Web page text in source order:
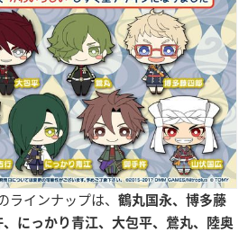
ラインナップは、
鶴丸国永、博多藤
にっかり青江、大包平、鶯丸、陸奥